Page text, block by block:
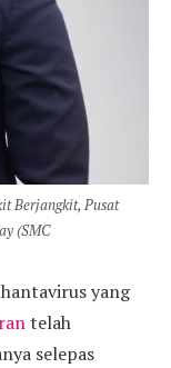
Berjangkit, Pusat
(SMC
yang
telah
selepas